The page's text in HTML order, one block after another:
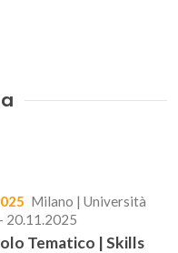
Milano | Università
20.11.2025
Tematico | Skills